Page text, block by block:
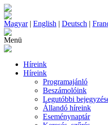
Magyar| English | Deutsch |
Menü
Híreink
Híreink
Programajánló
Beszámolóink
Legutóbbi
Állandó híreink
Eseménynaptár